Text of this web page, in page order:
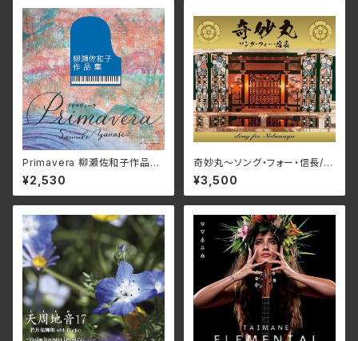
Primavera 柳瀬佐和子作品集/
ユーオーディア・アンサンブル、
蜷川いづみ、工藤美穂、Duo FR
IEDEN MCDN-1171(仕様:C
¥2,530
奇妙丸～ソング・フォー・信長/V
arious Artists RPES-4869
(仕様:CD)
¥3,500